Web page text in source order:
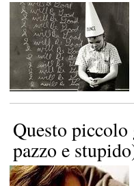
Questo piccolo
pazzo e